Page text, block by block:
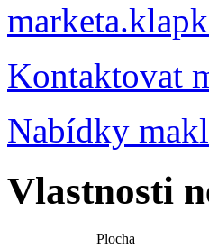
Kontaktovat
Nabídky
Vlastnosti
Plocha